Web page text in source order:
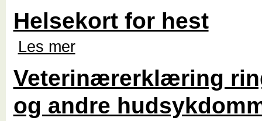
Helsekort for hest
Les mer
Veterinærerklæring
og andre